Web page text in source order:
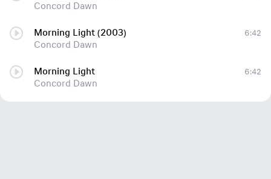
Concord Dawn
Morning Light (2003)
Concord Dawn
6:42
Morning Light
Concord Dawn
6:42